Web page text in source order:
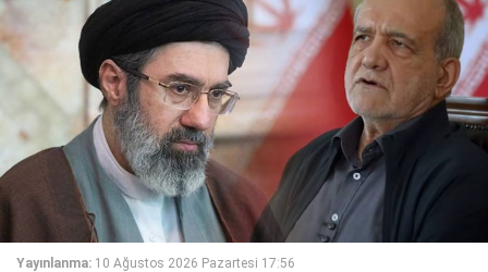
Yayınlanma: 10 Ağustos 2026 Pazartesi 17:56